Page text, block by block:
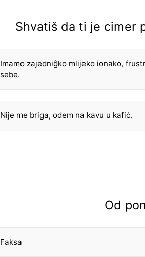
Shvatiš da ti je cimer
Imamo zajedniĝko mlijeko ionako,
sebe.
Nije me briga, odem na kavu u kafić.
Od
Faksa